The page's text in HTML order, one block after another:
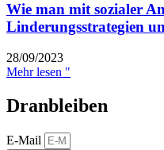
Wie man mit sozialer
Linderungsstrategien
28/09/2023
Mehr lesen "
Dranbleiben
E-Mail